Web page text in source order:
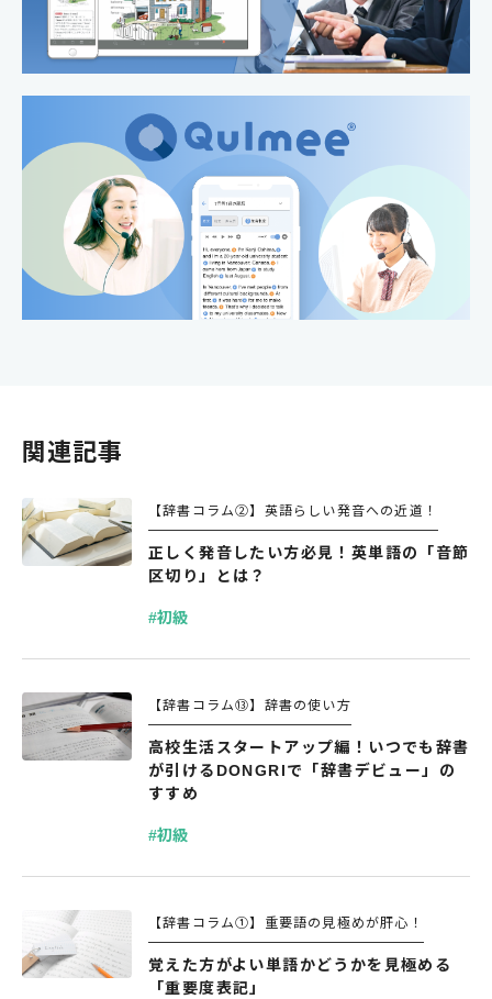
関連記事
【辞書コラム②】英語らしい発音への近道！
正しく発音したい方必見！英単語の「音節
区切り」とは？
#初級
【辞書コラム⑬】辞書の使い方
高校生活スタートアップ編！いつでも辞書
が引けるDONGRIで「辞書デビュー」の
すすめ
#初級
【辞書コラム①】重要語の見極めが肝心！
覚えた方がよい単語かどうかを見極める
「重要度表記」